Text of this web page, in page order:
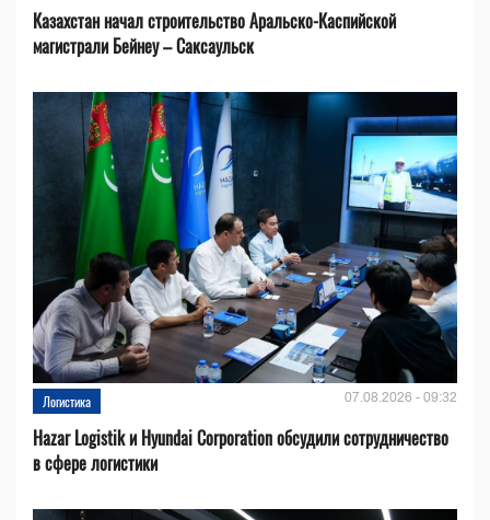
Казахстан начал строительство Аральско-Каспийской
магистрали Бейнеу – Саксаульск
Логистика 07.08.2026 - 09:32
Hazar Logistik и Hyundai Corporation обсудили сотрудничество
в сфере логистики